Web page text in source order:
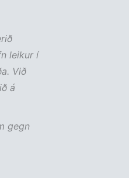
leikur í
Við
á
gegn